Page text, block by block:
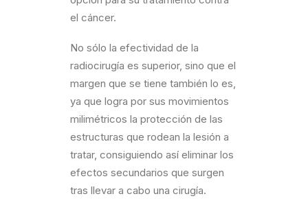
el cáncer.
No sólo la efectividad de la
radiocirugía es superior, sino que el
margen que se tiene también lo es,
ya que logra por sus movimientos
milimétricos la protección de las
estructuras que rodean la lesión a
tratar, consiguiendo así eliminar los
efectos secundarios que surgen
tras llevar a cabo una cirugía.